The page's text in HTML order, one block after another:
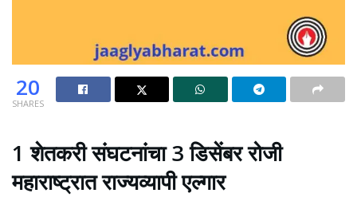
20
SHARES
1 शेतकरी संघटनांचा 3 डिसेंबर रोजी
महाराष्ट्रात राज्यव्यापी एल्गार